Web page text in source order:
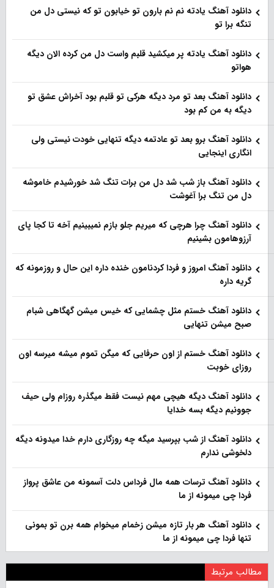
دانلود آهنگ یادته نم نم بارون تو خیابون تو که نیستی دل من
تنگه برا تو
دانلود آهنگ یادته پر میکشید قلبم واست دل من کرده الان دیگه
هواتو
دانلود آهنگ بعد تو مرد دیگه هرکی تو قلبم بود آخراش عشق تو
دیگه به من کم بود
دانلود آهنگ برو بعد تو عادتمه دیگه تنهایی خودت نیستی ولی
انگاری اینجایی
دانلود آهنگ باز شب شد دل من برات تنگ شد خورشیدم خاموشه
دل من تنگ برا آغوشت
دانلود آهنگ چرا هرچی که میریم جلو بازم نمیبینیم آخه تا کجا پای
آرزوهامون بشینیم
دانلود آهنگ امروز و فردا کردنامون خنده داره این حال و روزمونه که
گریه داره
دانلود آهنگ خستم مثل چشمایی که خیس میشن گهگاهی شبام
صبح میشن تنهایی
دانلود آهنگ خستم از اون حرفایی که میگن تموم میشه میرسه اون
روزای خوبت
دانلود آهنگ دیگه هیچی مهم نیست فقط میگذره روزام ولی حیف
جوونیم دیگه بسه خدایا
دانلود آهنگ از شب بپرسید میگه چه روزگاری دارم خدا میدونه دیگه
دلخوشی ندارم
دانلود آهنگ ترسات همه مال فرداس دلت آسمونه من عاشق پرواز
فردا چی میمونه از ما
دانلود آهنگ هر بار تازه میشن زخمام میخوام همه برن تو بمونی
تنها فردا چی میمونه از ما
مطالب مرتبط